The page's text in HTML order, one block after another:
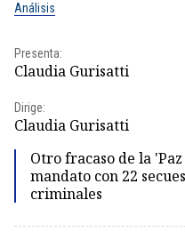
Análisis
Presenta:
Claudia Gurisatti
Dirige:
Claudia Gurisatti
Otro fracaso de la
mandato con 22
criminales